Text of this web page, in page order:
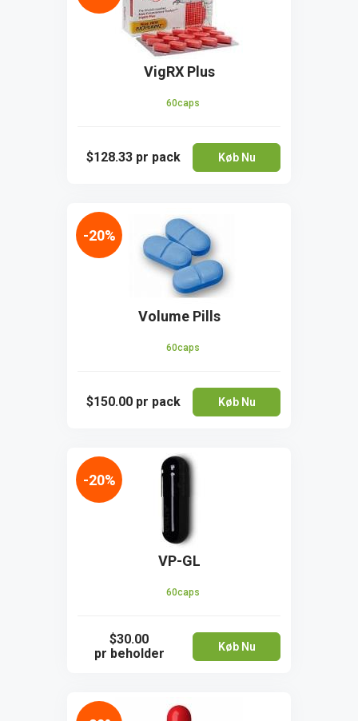
VigRX Plus
60caps
$128.33 pr pack Køb Nu
Volume Pills
60caps
$150.00 pr pack Køb Nu
-20%
VP-GL
60caps
$30.00
pr beholder
Køb Nu
-20%